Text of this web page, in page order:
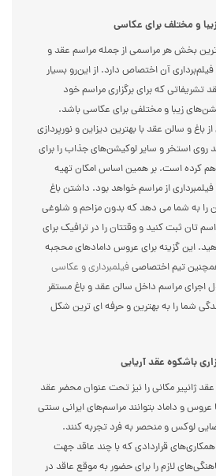
و مختلف برای عکاسی
بخش هر مراسمی از جمله مراسم عقد و
آن اختصاص دارد. از این‌رو بسیار
تشریفاتی که برای برگزاری مراسم خود
زیبا و مختلفی برای عکاسی باشد.
باغ و سالن عقد با بهترین دیزاین و نورپردازی
روی استخر و سایر لوکیشن‌های جذاب را برای
کرده است. بر همین اساس امکان تهیه
از مراسم خواهد بود. داشتن باغ
را به شما می دهد که بدون مزاحم و شلوغی
تان ثبت کنید و وقتتان را در ترافیک برای
این گزینه برای عروس دامادهای محجبه
تیم اختصاصیفیلمبرداری و عکاسی
اجرای مراسم داخل سالن عقد و باغ مستقر
شما را به بهترین و حرفه ای ترین شکل
باشکوه عقد آریایی
ژانپیر مکانی را نیز تحت عنوان محضر عقد
و داماد بتوانند مراسم‌های ایرانی سنتی
لوکس و منحصر به فرد تجربه کنند.
قراردادی که با چند عاقد جهت
لازم را برای حضور به موقع عاقد در